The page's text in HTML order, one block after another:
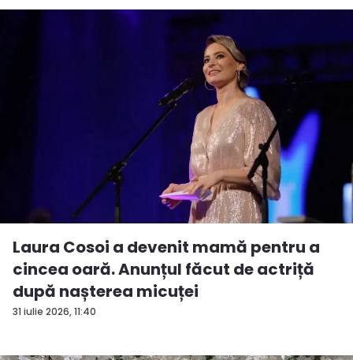
31 iulie 2026, 11:40
Laura Cosoi a devenit mamă pentru a
cincea oară. Anunțul făcut de actriță
după nașterea micuței